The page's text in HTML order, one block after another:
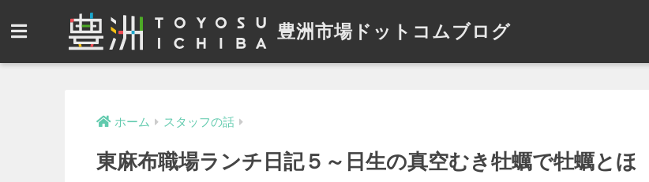
豊洲市場ドットコムブログ
ホーム スタッフの話
東麻布職場ランチ日記５～日生の真空むき牡蠣で牡蠣とほ